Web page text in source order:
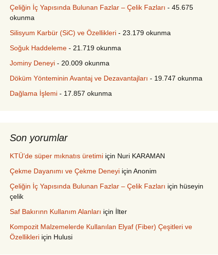
Çeliğin İç Yapısında Bulunan Fazlar – Çelik Fazları - 45.675
okunma
Silisyum Karbür (SiC) ve Özellikleri - 23.179 okunma
Soğuk Haddeleme - 21.719 okunma
Jominy Deneyi - 20.009 okunma
Döküm Yönteminin Avantaj ve Dezavantajları - 19.747 okunma
Dağlama İşlemi - 17.857 okunma
Son yorumlar
KTÜ’de süper mıknatıs üretimi için Nuri KARAMAN
Çekme Dayanımı ve Çekme Deneyi için Anonim
Çeliğin İç Yapısında Bulunan Fazlar – Çelik Fazları için hüseyin
çelik
Saf Bakırınn Kullanım Alanları için İlter
Kompozit Malzemelerde Kullanılan Elyaf (Fiber) Çeşitleri ve
Özellikleri için Hulusi